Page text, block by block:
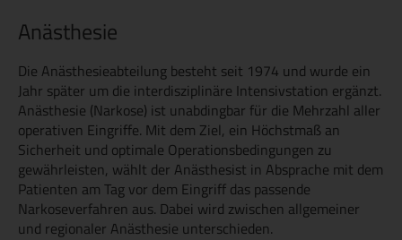
Anästhesie
Die Anästhesieabteilung besteht seit 1974 und wurde ein
Jahr später um die interdisziplinäre Intensivstation ergänzt.
Anästhesie (Narkose) ist unabdingbar für die Mehrzahl aller
operativen Eingriffe. Mit dem Ziel, ein Höchstmaß an
Sicherheit und optimale Operationsbedingungen zu
gewährleisten, wählt der Anästhesist in Absprache mit dem
Patienten am Tag vor dem Eingriff das passende
Narkoseverfahren aus. Dabei wird zwischen allgemeiner
und regionaler Anästhesie unterschieden.